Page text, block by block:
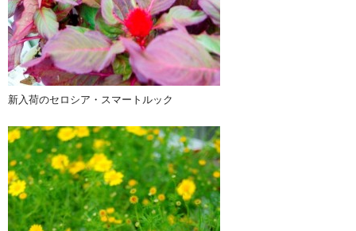
新入荷のセロシア・スマートルック